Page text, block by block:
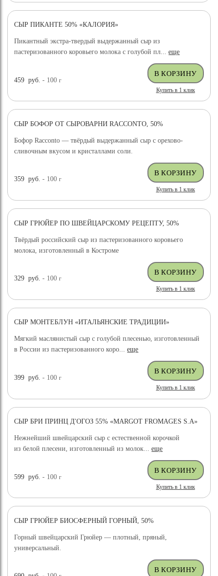
СЫР ПИКАНТЕ 50% «КАЛОРИЯ»
Пикантный экстра-твердый выдержанный сыр из
пастеризованного коровьего молока с голубой пл...еще
459 руб. - 100г
Купить в 1 клик
СЫР БОФОР ОТ СЫРОВАРНИ RACCONTO, 50%
Бофор Racconto — твёрдый выдержанный сыр с орехово-
сливочным вкусом и кристаллами соли.
359 руб. - 100г
Купить в 1 клик
ХИТ ПРОДАЖ
СЫР ГРЮЙЕР ПО ШВЕЙЦАРСКОМУ РЕЦЕПТУ, 50%
Твёрдый российский сыр из пастеризованного коровьего
молока, изготовленный в Костроме
329 руб. - 100г
Купить в 1 клик
СЫР МОНТЕБЛУН «ИТАЛЬЯНСКИЕ ТРАДИЦИИ»
Мягкий маслянистый сыр с голубой плесенью, изготовленный
в России из пастеризованного коро...еще
399 руб. - 100г
Купить в 1 клик
СЫР БРИ ПРИНЦ Д'ОГОЗ 55% «MARGOT FROMAGES S.A»
Нежнейший швейцарский сыр с естественной корочкой
из белой плесени, изготовленный из молок...еще
599 руб. - 100г
Купить в 1 клик
СЫР ГРЮЙЕР БИОСФЕРНЫЙ ГОРНЫЙ, 50%
Горный швейцарский Грюйер — плотный, пряный,
универсальный.